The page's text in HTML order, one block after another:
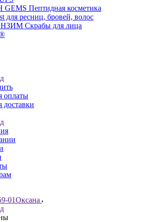
GEMS Пептидная косметика
для ресниц, бровей, волос
Скрабы для лица
оплаты
доставки
01Оксана